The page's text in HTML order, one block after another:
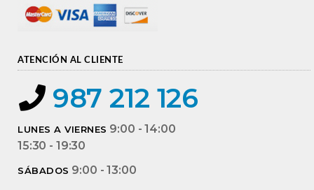
ATENCIÓN AL CLIENTE
987 212 126
LUNES A VIERNES 9:00 - 14:00
15:30 - 19:30
SÁBADOS 9:00 - 13:00